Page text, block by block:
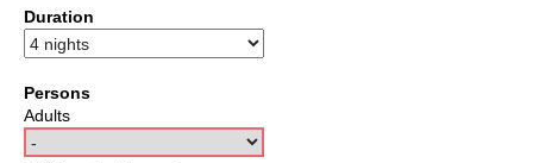
Duration
Persons
Adults